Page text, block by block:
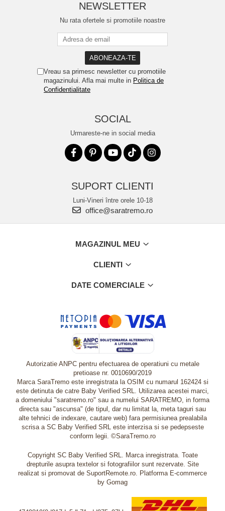
NEWSLETTER
Nu rata ofertele si promotiile noastre
Vreau sa primesc newsletter cu promotiile
magazinului. Afla mai multe in Politica de
Confidentialitate
SOCIAL
Urmareste-ne in social media
SUPORT CLIENTI
Luni-Vineri între orele 10-18
office@saratremo.ro
MAGAZINUL MEU
CLIENTI
DATE COMERCIALE
Autorizatie ANPC pentru efectuarea de operatiuni cu metale
pretioase nr. 0010690/2019
Marca SaraTremo este inregistrata la OSIM cu numarul 162424 si
este detinuta de catre Baby Verified SRL. Utilizarea acestei marci,
a domeniului "saratremo.ro" sau a numelui SARATREMO, in forma
directa sau "ascunsa" (de tipul, dar nu limitat la, meta taguri sau
alte tehnici de indexare, cautare web) fara permisiunea prealabila
scrisa a SC Baby Verified SRL este interzisa si se pedepseste
conform legii. ©SaraTremo.ro
Copyright SC Baby Verified SRL. Marca inregistrata. Toate
drepturile asupra textelor si fotografiilor sunt rezervate. Site
realizat si promovat de SuportRemote.ro. Platforma E-commerce
by Gomag